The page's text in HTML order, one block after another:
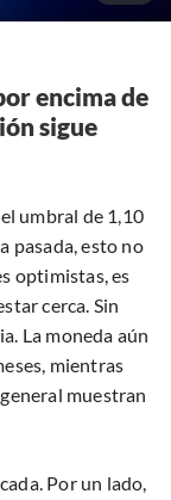
encima de
sigue
umbral de 1,10
pasada, esto no
optimistas, es
cerca. Sin
La moneda aún
mientras
muestran
Por un lado,